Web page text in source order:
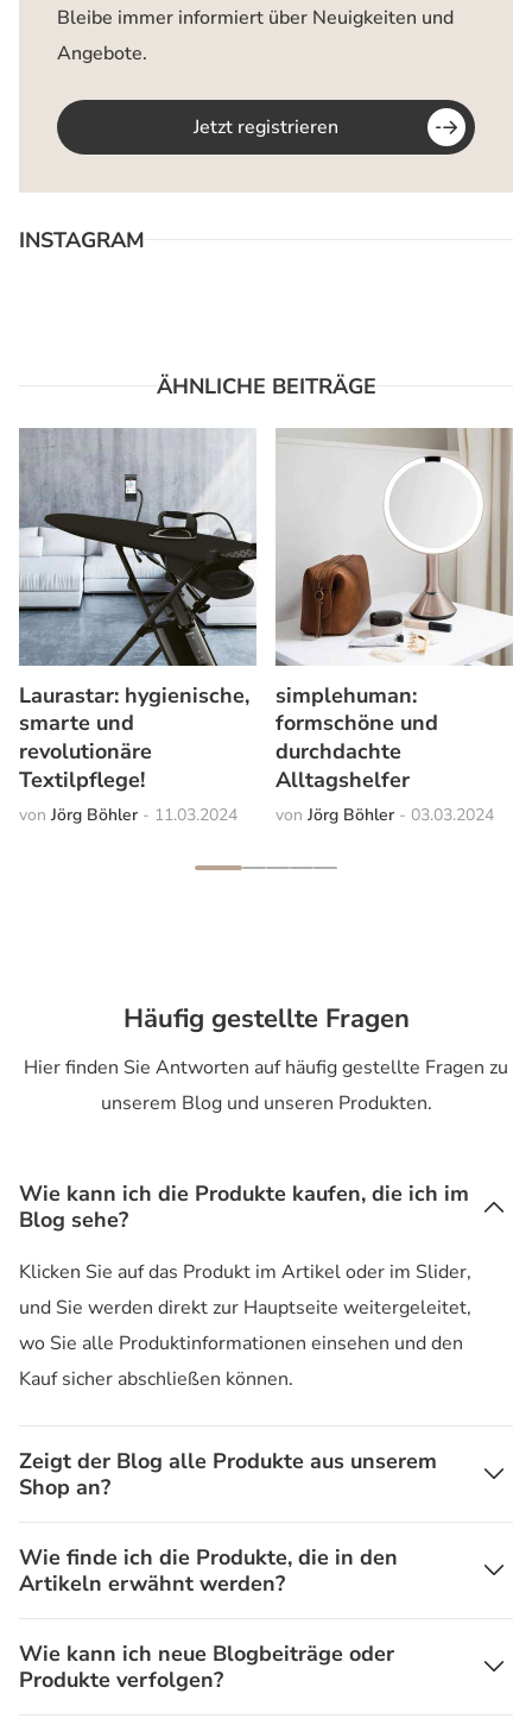
Bleibe immer informiert über Neuigkeiten und
Angebote.
Jetzt registrieren
INSTAGRAM
ÄHNLICHE BEITRÄGE
Laurastar: hygienische,
smarte und
revolutionäre
Textilpflege!
Jörg Böhler 11.03.2024
simplehuman:
formschöne und
durchdachte
Alltagshelfer
Jörg Böhler 03.03.2024
Häufig gestellte Fragen
Hier finden Sie Antworten auf häufig gestellte Fragen zu
unserem Blog und unseren Produkten.
Wie kann ich die Produkte kaufen, die ich im
Blog sehe?
Klicken Sie auf das Produkt im Artikel oder im Slider,
und Sie werden direkt zur Hauptseite weitergeleitet,
wo Sie alle Produktinformationen einsehen und den
Kauf sicher abschließen können.
Zeigt der Blog alle Produkte aus unserem
Shop an?
Wie finde ich die Produkte, die in den
Artikeln erwähnt werden?
Wie kann ich neue Blogbeiträge oder
Produkte verfolgen?